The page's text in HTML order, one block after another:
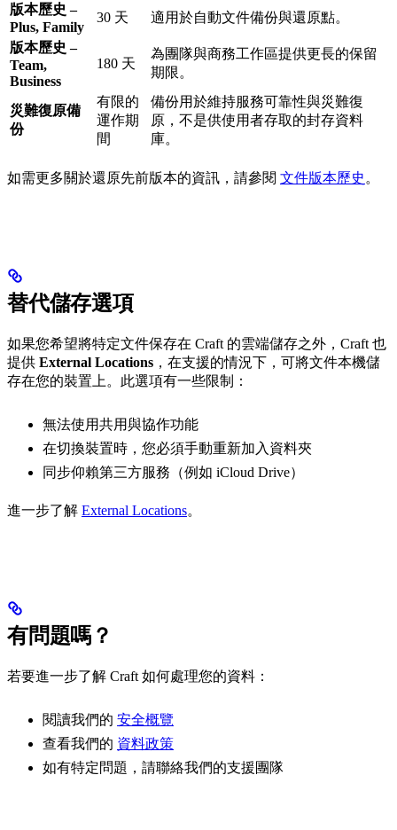
版本歷史 –
Plus, Family
30 天
適用於自動文件備份與還原點。
版本歷史 –
Team,
Business
180 天
為團隊與商務工作區提供更長的保留
期限。
災難復原備
份
有限的
運作期
間
備份用於維持服務可靠性與災難復
原，不是供使用者存取的封存資料
庫。
如需更多關於還原先前版本的資訊，請參閱 文件版本歷史 。
替代儲存選項
如果您希望將特定文件保存在 Craft 的雲端儲存之外，Craft 也
提供 External Locations ，在支援的情況下，可將文件本機儲
存在您的裝置上。此選項有一些限制：
無法使用共用與協作功能
在切換裝置時，您必須手動重新加入資料夾
同步仰賴第三方服務（例如 iCloud Drive）
進一步了解 External Locations。
有問題嗎？
若要進一步了解 Craft 如何處理您的資料：
閱讀我們的 安全概覽
查看我們的 資料政策
如有特定問題，請聯絡我們的支援團隊